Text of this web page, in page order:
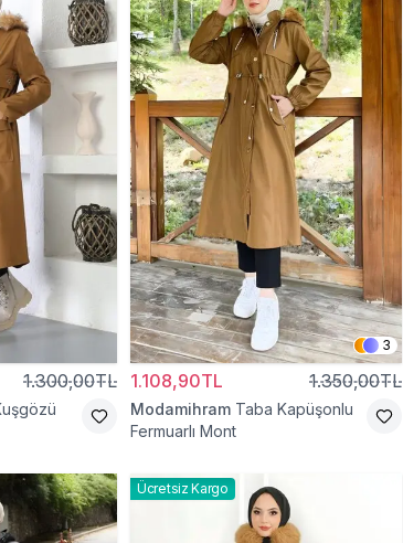
1.300,00TL
3
1.108,90TL 1.350,00TL
Modamihram Taba Kapüşonlu
Fermuarlı Mont
Ücretsiz Kargo